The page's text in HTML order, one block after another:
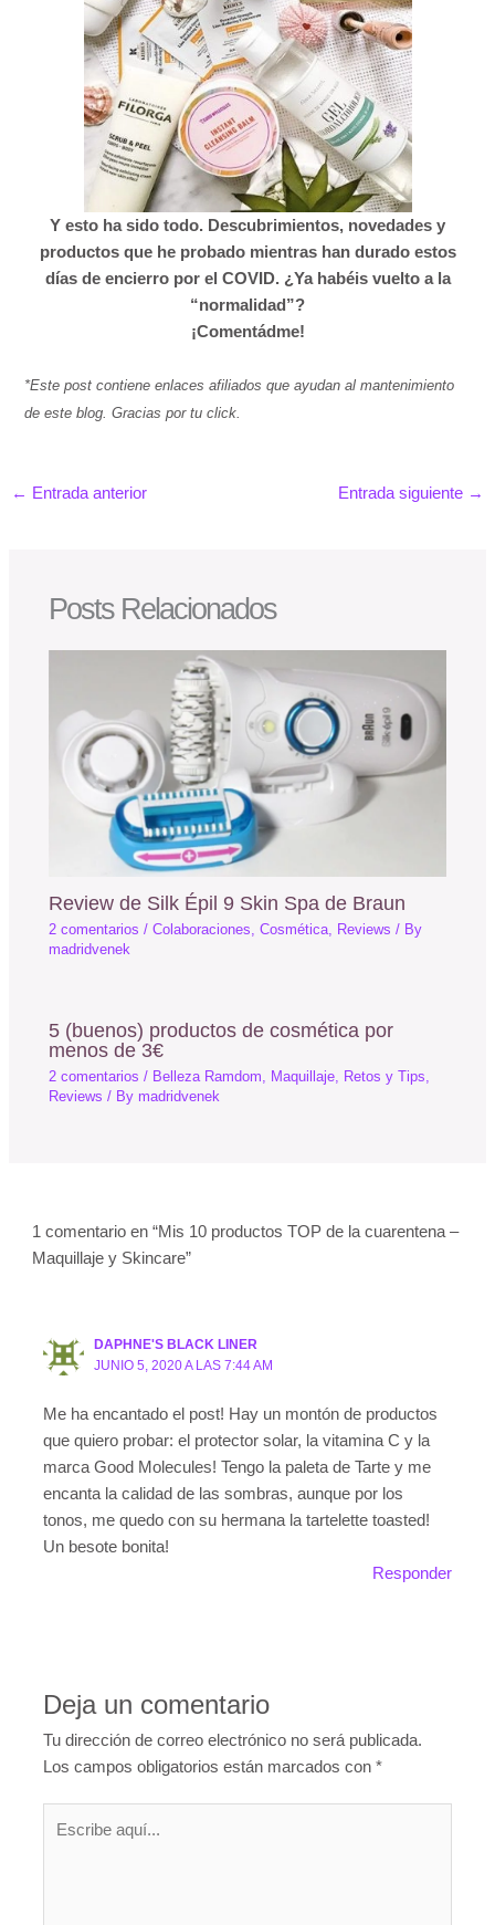
Y esto ha sido todo. Descubrimientos, novedades y
productos que he probado mientras han durado estos
días de encierro por el COVID. ¿Ya habéis vuelto a la
“normalidad”?
¡Comentádme!
*Este post contiene enlaces afiliados que ayudan al mantenimiento
de este blog. Gracias por tu click.
← Entrada anterior Entrada siguiente →
Posts Relacionados
Review de Silk Épil 9 Skin Spa de Braun
2 comentarios /Colaboraciones,Cosmética, Reviews / By
madridvenek
5 (buenos) productos de cosmética por
menos de 3€
2 comentarios / Belleza Ramdom Maquillaje Retos y Tips
Reviews / By madridvenek
1 comentario en “Mis 10 productos TOP de la cuarentena –
Maquillaje y Skincare”
DAPHNE'S BLACK LINER
JUNIO 5, 2020 A LAS 7:44 AM
Me ha encantado el post! Hay un montón de productos
que quiero probar: el protector solar, la vitamina C y la
marca Good Molecules! Tengo la paleta de Tarte y me
encanta la calidad de las sombras, aunque por los
tonos, me quedo con su hermana la tartelette toasted!
Un besote bonita!
Responder
Deja un comentario
Tu dirección de correo electrónico no será publicada.
Los campos obligatorios están marcados con*